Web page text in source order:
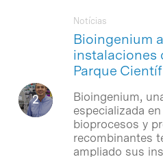
Bioingenium
instalaciones
Parque
Notícias
Bioingenium,
especializada
bioprocesos y
recombinantes
ampliado sus